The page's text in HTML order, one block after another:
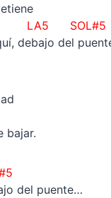
LA5 SOL#5
debajo del
bajar.
del puente…